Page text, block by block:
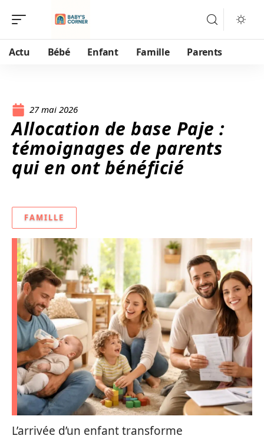
Actu Bébé Enfant Famille Parents
27 mai 2026
Allocation de base Paje :
témoignages de parents
qui en ont bénéficié
FAMILLE
L’arrivée d’un enfant transforme